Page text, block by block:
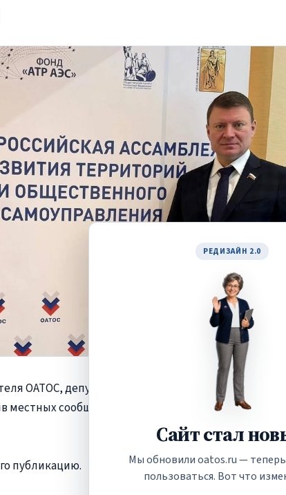
РЕДИЗАЙН 2.0
Сайт стал
Мы обновили oatos.ru —
пользоваться. Вот что
ссылку
ОАТОС, депутат Госдумы
местных сообществ с Днем ТОС и
публикацию.